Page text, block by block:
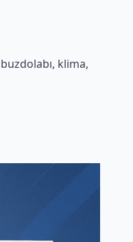
klima,